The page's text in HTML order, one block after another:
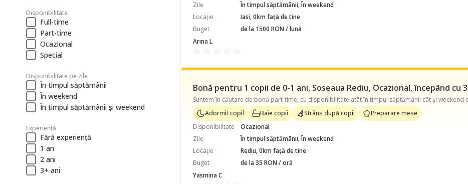
Disponibilitate
Full-time
Part-time
Ocazional
Special
Disponibilitate pe zile
În timpul săptămânii
În weekend
În timpul săptămânii și weekend
Experiență
Fără experiență
1 an
2 ani
3+ ani
Zile
În timpul săptămânii, În weekend
Locație
Iasi, 0km față de tine
Buget
de la 1500 RON / lună
Arina L
Bonă pentru 1 copii de 0-1 ani, Soseaua Rediu, Ocazional, începând cu
Suntem în căutare de bona part-time, cu disponibilitate atât în timpul săptămânii cât și weekend
Adormit copil
Baie copii Strâns după copii
Preparare mese
Disponibilitate
Ocazional
Zile
În timpul săptămânii, În weekend
Locație
Rediu, 0km față de tine
Buget
de la 35 RON / oră
Yasmina C